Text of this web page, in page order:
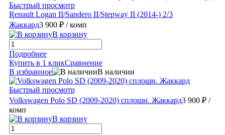
Быстрый просмотр
Renault Logan II/Sandero II/Stepway II (2014-) 2/3
Жаккард3 900 ₽ / комп
В корзину
Подробнее
Купить в 1 кликСравнение
В избранное
В наличии
Быстрый просмотр
Volkswagen Polo SD (2009-2020) сплошн. Жаккард3 900 ₽ /
комп
В корзину